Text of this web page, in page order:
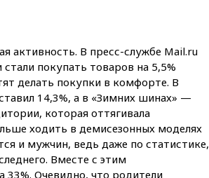
вчера, 17:35Шесть человек
пострадали при ударе ВСУ по
автобусу в Запорожской
области
вчера, 17:25 В аэропортах
Сочи и Геленджика сняты
ограничения
вчера, 17:17Власти РФ
помогут пострадавшему от
активность. В пресс-службе Mail.ru
покупать товаров на 5,5%
делать покупки в комфорте. В
14,3%, а в «Зимних шинах» —
которая оттягивала
ходить в демисезонных моделях
и мужчин, ведь даже по статистике,
Вместе с этим
33%. Очевидно, что родители